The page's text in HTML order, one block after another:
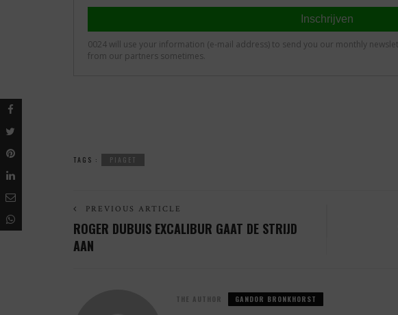
TAGS : PIAGET
PREVIOUS ARTICLE
ROGER DUBUIS EXCALIBUR GAAT DE STRIJD
AAN
THE AUTHOR GANDOR BRONKHORST